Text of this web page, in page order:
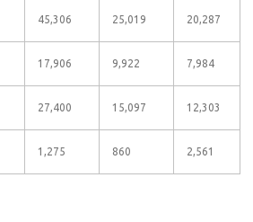
45,306 25,019 20,287
17,906 9,922 7,984
27,400 15,097 12,303
1,275 860 2,561